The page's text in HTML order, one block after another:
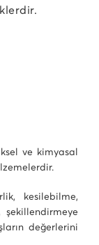
ve kimyasal
kesilebilme,
şekillendirmeye
değerlerini